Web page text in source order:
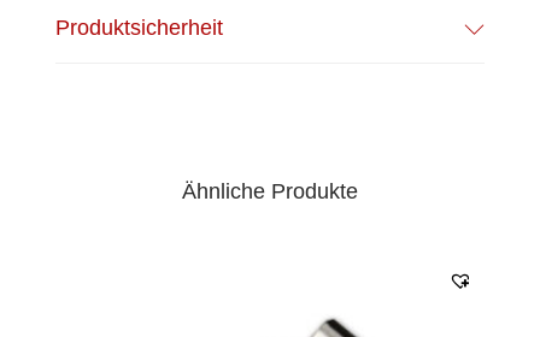
Produktsicherheit
Ähnliche Produkte